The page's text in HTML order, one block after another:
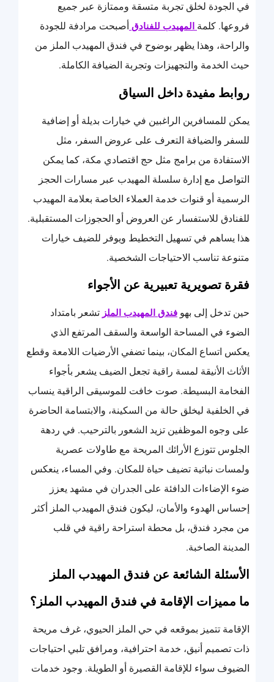
في الجودة لخلق تجربة متسقة وممتازة عبر جميع
فروعها. كلمة المهيدب للفنادق أصبحت مرادفة للجودة
والراحة، وهذا يظهر بوضوح في فندق المهيدب الملز من
حيث الخدمة والتجهيزات وتجربة الضيافة الكاملة.
روابط مفيدة داخل السياق
يمكن للمسافرين الراغبين في خيارات بديلة أو إضافية
للسفر والضيافة التعرف على عروض السفر، مثل
الاستفادة من برامج مثل حج اقتصادي مكة، كما يمكن
التواصل مع إدارة سلسلة المهيدب عبر مسارات الحجز
الرسمية أو قنوات خدمة العملاء الخاصة بعلامة المهيدب
للفنادق للاستفسار عن العروض أو الحجوزات المستقبلية.
هذا يساهم في تسهيل التخطيط ويوفر للضيف خيارات
متنوعة تناسب الاحتياجات الشخصية.
فقرة تصويرية تعبيرية عن الأجواء
حين تدخل إلى بهو فندق المهيدب الملز تشعر بامتداد
الضوء في المساحة الواسعة والسقف المرتفع الذي
يعكس اتساع المكان، بينما تضفي الأرضيات اللامعة وقطع
الأثاث الأنيقة لمسة راقية تجعل الضيف يشعر بأجواء
الفخامة البسيطة. صوت خافت للموسيقى الراقية ينساب
في الخلفية ليخلق حالة من السكينة، والابتسامة الحاضرة
على وجوه الموظفين تزيد الشعور بالترحيب. في ردهة
الجلوس تتوزع الأرائك المريحة مع طاولات عصرية
ولمسات نباتية تضيف حياة للمكان. وفي المساء، ينعكس
ضوء الإضاءات الدافئة على الجدران في مشهد يعزز
إحساس الهدوء والأمان، ليكون فندق المهيدب الملز أكثر
من مجرد فندق، بل محطة استراحة راقية في قلب
المدينة الصاخبة.
الأسئلة الشائعة عن فندق المهيدب الملز
ما مميزات الإقامة في فندق المهيدب الملز؟
الإقامة تتميز بموقعه في حي الملز الحيوي، غرف مريحة
ذات تصميم أنيق، خدمة احترافية، ومرافق تلبي احتياجات
الضيوف سواء للإقامة القصيرة أو الطويلة. وجود خدمات